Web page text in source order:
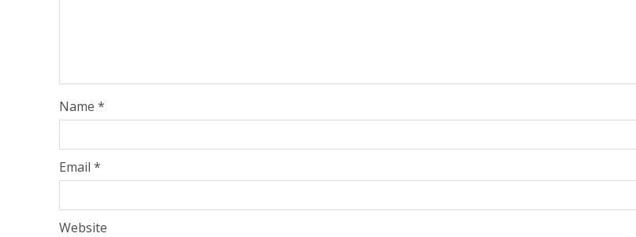
Name *
Email *
Website